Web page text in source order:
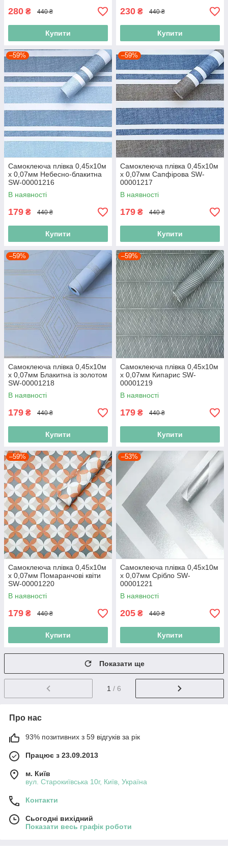
280 ₴ 440 ₴
Купити
230 ₴ 440 ₴
Купити
–59%
Самоклеюча плівка 0,45х10м
х 0,07мм Небесно-блакитна
SW-00001216
В наявності
179 ₴ 440 ₴
Купити
–59%
Самоклеюча плівка 0,45х10м
х 0,07мм Сапфірова SW-
00001217
В наявності
179 ₴ 440 ₴
Купити
–59%
Самоклеюча плівка 0,45х10м
х 0,07мм Блакитна із золотом
SW-00001218
В наявності
179 ₴ 440 ₴
Купити
–59%
Самоклеюча плівка 0,45х10м
х 0,07мм Кипарис SW-
00001219
В наявності
179 ₴ 440 ₴
Купити
–59%
Самоклеюча плівка 0,45х10м
х 0,07мм Помаранчові квіти
SW-00001220
В наявності
179 ₴ 440 ₴
Купити
–53%
Самоклеюча плівка 0,45х10м
х 0,07мм Срібло SW-
00001221
В наявності
205 ₴ 440 ₴
Купити
Показати ще
1 / 6
Про нас
93% позитивних з 59 відгуків за рік
Працює з 23.09.2013
м. Київ
вул. Старокиївська 10г, Київ, Україна
Контакти
Сьогодні вихідний
Показати весь графік роботи